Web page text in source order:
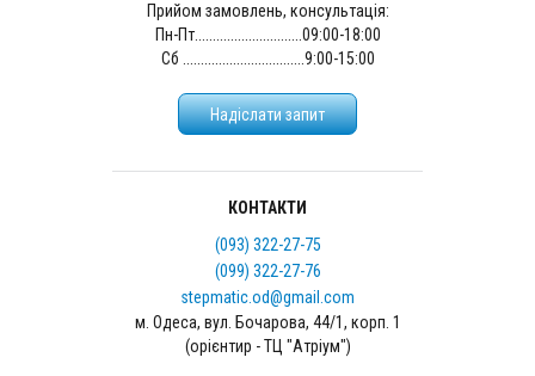
Прийом замовлень, консультація:
Пн-Пт..............................09:00-18:00
Сб ..................................9:00-15:00
Надіслати запит
КОНТАКТИ
(093) 322-27-75
(099) 322-27-76
stepmatic.od@gmail.com
м. Одеса, вул. Бочарова, 44/1, корп. 1
(орієнтир - ТЦ "Атріум")